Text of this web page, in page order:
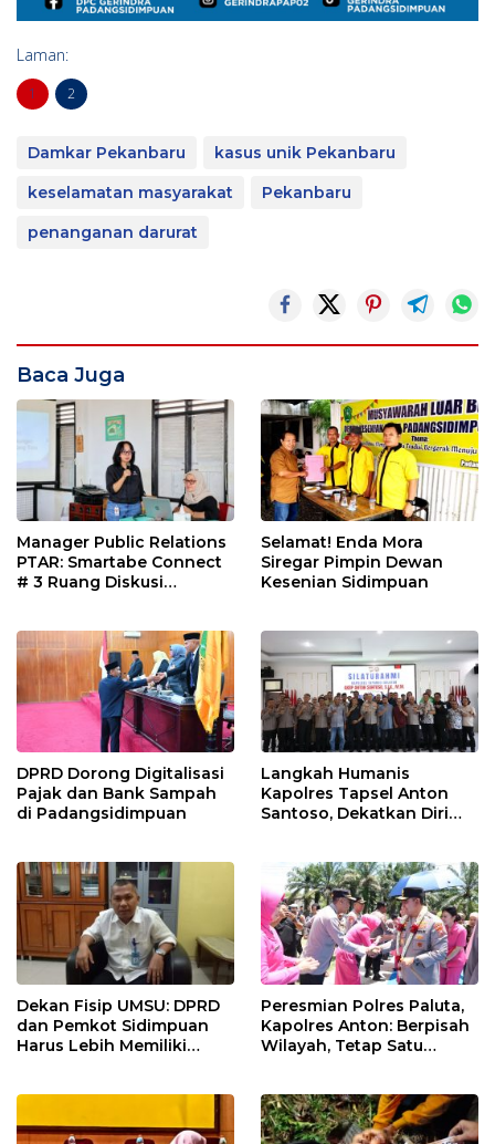
Laman:
1 2
Damkar Pekanbaru
kasus unik Pekanbaru
keselamatan masyarakat
Pekanbaru
penanganan darurat
Baca Juga
Manager Public Relations
PTAR: Smartabe Connect
# 3 Ruang Diskusi
Selamat! Enda Mora
Siregar Pimpin Dewan
Kesenian Sidimpuan
DPRD Dorong Digitalisasi
Pajak dan Bank Sampah
di Padangsidimpuan
Langkah Humanis
Kapolres Tapsel Anton
Santoso, Dekatkan Diri
Dekan Fisip UMSU: DPRD
dan Pemkot Sidimpuan
Harus Lebih Memiliki
Peresmian Polres Paluta,
Kapolres Anton: Berpisah
Wilayah, Tetap Satu